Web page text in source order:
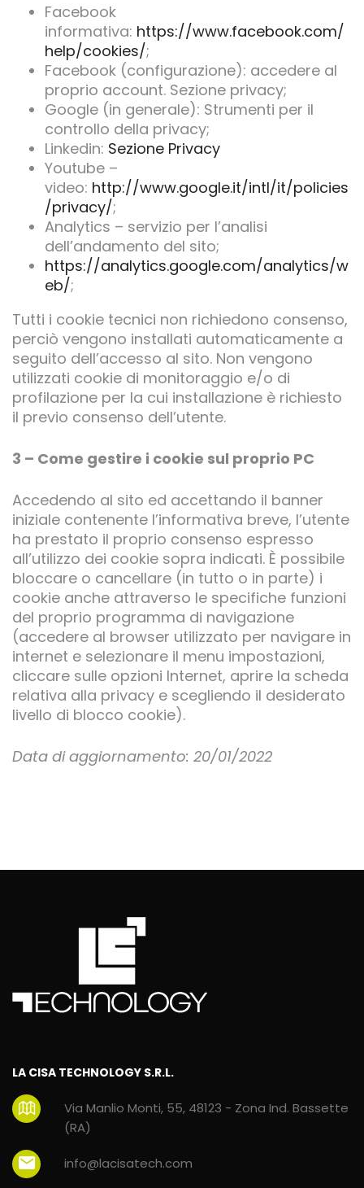
Facebook
informativa: https://www.facebook.com/
help/cookies/;
Facebook (configurazione): accedere al
proprio account. Sezione privacy;
Google (in generale): Strumenti per il
controllo della privacy;
Linkedin: Sezione Privacy
Youtube –
video: http://www.google.it/intl/it/policies
/privacy/;
Analytics – servizio per l’analisi
dell’andamento del sito;
https://analytics.google.com/analytics/w
eb/;
Tutti i cookie tecnici non richiedono consenso,
perciò vengono installati automaticamente a
seguito dell’accesso al sito. Non vengono
utilizzati cookie di monitoraggio e/o di
profilazione per la cui installazione è richiesto
il previo consenso dell’utente.
3 – Come gestire i cookie sul proprio PC
Accedendo al sito ed accettando il banner
iniziale contenente l’informativa breve, l’utente
ha prestato il proprio consenso espresso
all’utilizzo dei cookie sopra indicati. È possibile
bloccare o cancellare (in tutto o in parte) i
cookie anche attraverso le specifiche funzioni
del proprio programma di navigazione
(accedere al browser utilizzato per navigare in
internet e selezionare il menu impostazioni,
cliccare sulle opzioni Internet, aprire la scheda
relativa alla privacy e scegliendo il desiderato
livello di blocco cookie).
Data di aggiornamento: 20/01/2022
LA CISA TECHNOLOGY S.R.L.
Via Manlio Monti, 55, 48123 - Zona Ind. Bassette
(RA)
info@lacisatech.com